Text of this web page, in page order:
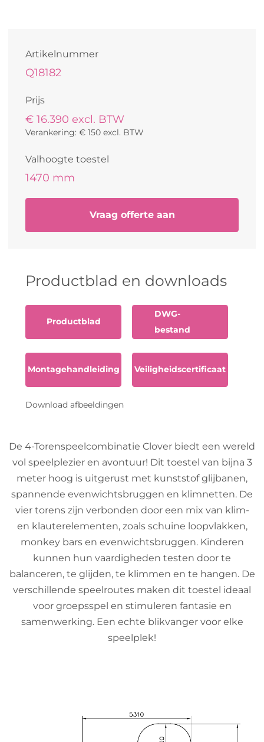
Artikelnummer
Q18182
Prijs
€ 16.390 excl. BTW
Verankering: € 150 excl. BTW
Valhoogte toestel
1470 mm
Vraag offerte aan
Productblad en downloads
Productblad
DWG-
bestand
Montagehandleiding Veiligheidscertificaat
Download afbeeldingen
De 4-Torenspeelcombinatie Clover biedt een wereld
vol speelplezier en avontuur! Dit toestel van bijna 3
meter hoog is uitgerust met kunststof glijbanen,
spannende evenwichtsbruggen en klimnetten. De
vier torens zijn verbonden door een mix van klim-
en klauterelementen, zoals schuine loopvlakken,
monkey bars en evenwichtsbruggen. Kinderen
kunnen hun vaardigheden testen door te
balanceren, te glijden, te klimmen en te hangen. De
verschillende speelroutes maken dit toestel ideaal
voor groepsspel en stimuleren fantasie en
samenwerking. Een echte blikvanger voor elke
speelplek!